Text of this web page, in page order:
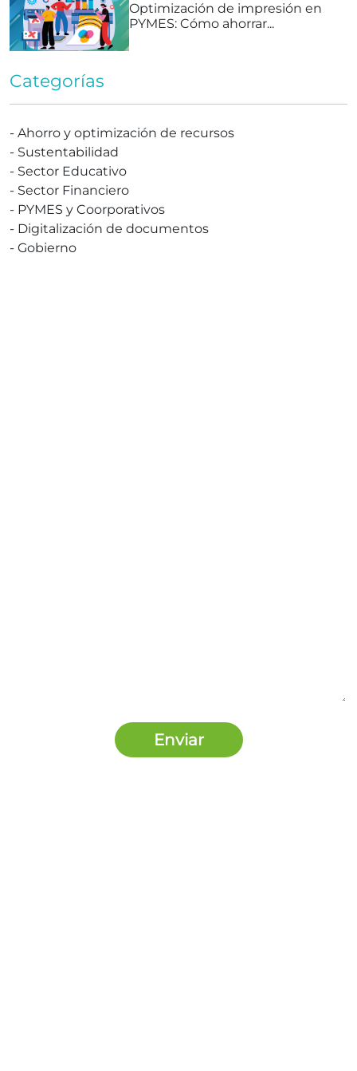
Optimización de impresión en
PYMES: Cómo ahorrar...
Categorías
- Ahorro y optimización de recursos
- Sustentabilidad
- Sector Educativo
- Sector Financiero
- PYMES y Coorporativos
- Digitalización de documentos
- Gobierno
Enviar